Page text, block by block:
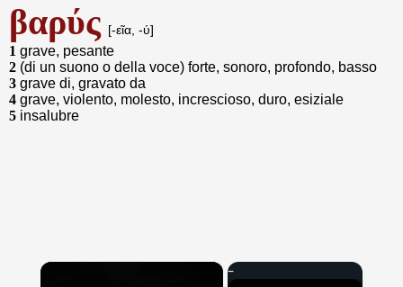
βαρύς [-εῖα, -ύ]
1 grave, pesante
2 (di un suono o della voce) forte, sonoro, profondo, basso
3 grave di, gravato da
4 grave, violento, molesto, increscioso, duro, esiziale
5 insalubre
×